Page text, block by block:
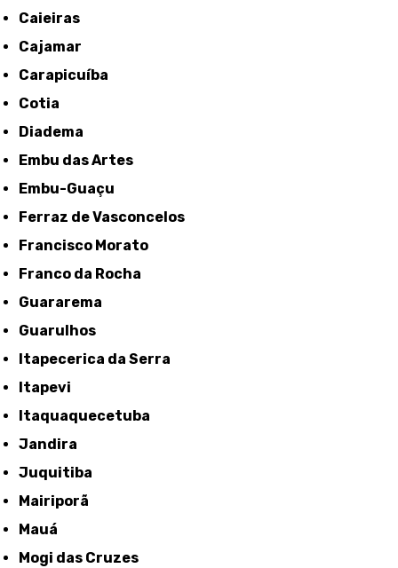
Caieiras
Cajamar
Carapicuíba
Cotia
Diadema
Embu das Artes
Embu-Guaçu
Ferraz de Vasconcelos
Francisco Morato
Franco da Rocha
Guararema
Guarulhos
Itapecerica da Serra
Itapevi
Itaquaquecetuba
Jandira
Juquitiba
Mairiporã
Mauá
Mogi das Cruzes